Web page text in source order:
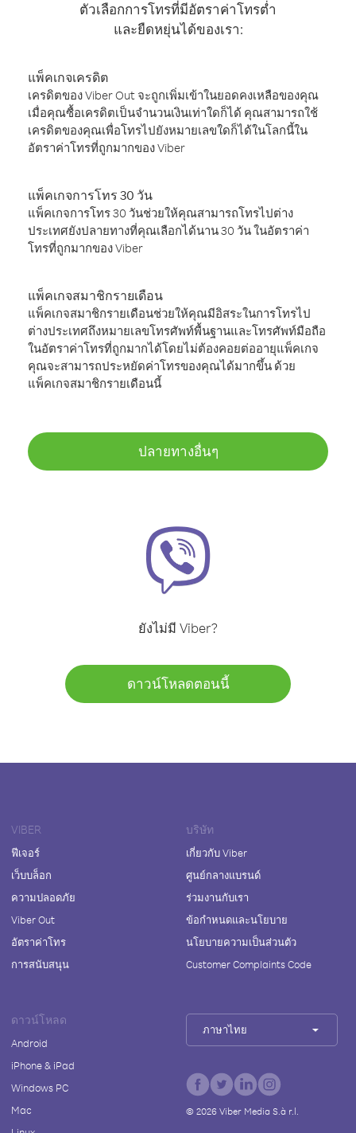
ตัวเลือกการโทรที่มีอัตราค่าโทรต่ำ
และยืดหยุ่นได้ของเรา:
แพ็คเกจเครดิต
เครดิตของ Viber Out จะถูกเพิ่มเข้าในยอดคงเหลือของคุณ
เมื่อคุณซื้อเครดิตเป็นจำนวนเงินเท่าใดก็ได้ คุณสามารถใช้
เครดิตของคุณเพื่อโทรไปยังหมายเลขใดก็ได้ในโลกนี้ใน
อัตราค่าโทรที่ถูกมากของ Viber
แพ็คเกจการโทร 30 วัน
แพ็คเกจการโทร 30 วันช่วยให้คุณสามารถโทรไปต่าง
ประเทศยังปลายทางที่คุณเลือกได้นาน 30 วัน ในอัตราค่า
โทรที่ถูกมากของ Viber
แพ็คเกจสมาชิกรายเดือน
แพ็คเกจสมาชิกรายเดือนช่วยให้คุณมีอิสระในการโทรไป
ต่างประเทศถึงหมายเลขโทรศัพท์พื้นฐานและโทรศัพท์มือถือ
ในอัตราค่าโทรที่ถูกมากได้โดยไม่ต้องคอยต่ออายุแพ็คเกจ
คุณจะสามารถประหยัดค่าโทรของคุณได้มากขึ้น ด้วย
แพ็คเกจสมาชิกรายเดือนนี้
ปลายทางอื่นๆ
ยังไม่มี Viber?
ดาวน์โหลดตอนนี้
VIBER
ฟีเจอร์
เว็บบล็อก
ความปลอดภัย
Viber Out
อัตราค่าโทร
การสนับสนุน
บริษัท
เกี่ยวกับ Viber
ศูนย์กลางแบรนด์
ร่วมงานกับเรา
ข้อกำหนดและนโยบาย
นโยบายความเป็นส่วนตัว
Customer Complaints Code
ดาวน์โหลด
Android
iPhone & iPad
Windows PC
Mac
ภาษาไทย
© 2026Viber Media S.à r.l.